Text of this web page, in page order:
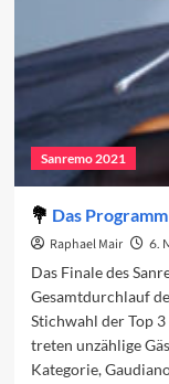
Sanremo 2021
Das
Raphael Mair 6.
Das Finale des
Gesamtdurchlauf
Stichwahl der Top
treten unzählige
Kategorie,